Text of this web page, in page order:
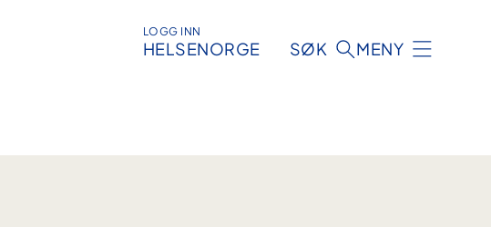
LOGG INN
HELSENORGE SØK MENY